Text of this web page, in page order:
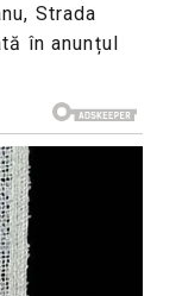
Strada
în anunțul